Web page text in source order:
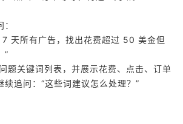
7 天所有广告，找出花费超过 50 美金但
”
题关键词列表，并展示花费、点击、订单
续追问：“这些词建议怎么处理？”